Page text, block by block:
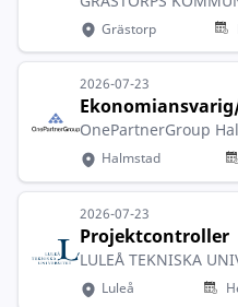
Grästorp
2026-07-23
OnePartnerGroup
Halmstad
2026-07-23
Projektcontroller
LULEÅ TEKNISKA
Luleå